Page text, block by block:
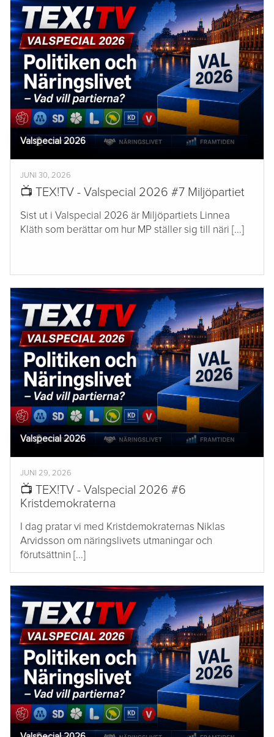
Valspecial 2026
JUNI 30, 2026
📺 TEX!TV - Valspecial 2026 #7 Miljöpartiet
Sist ut i Valspecial 2026 är Miljöpartiets Linnea
Kläth som berättar om hur MP ställer sig till näri [...]
Valspecial 2026
JUNI 29, 2026
📺 TEX!TV - Valspecial 2026 #6
Kristdemokraterna
I dag pratar vi med Kristdemokraternas Niklas
Arvidsson om näringslivets utmaningar och
förutsättnin [...]